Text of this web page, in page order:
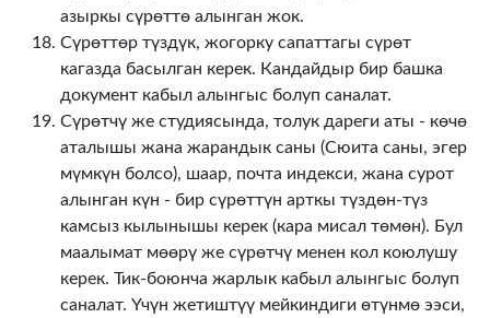
азыркы сүрөттө алынган жок.
Сүрөттөр түздүк, жогорку сапаттагы сүрөт
кагазда басылган керек. Кандайдыр бир башка
документ кабыл алынгыс болуп саналат.
Сүрөтчү же студиясында, толук дареги аты - көчө
аталышы жана жарандык саны (Сюита саны, эгер
мүмкүн болсо), шаар, почта индекси, жана сурот
алынган күн - бир сүрөттүн арткы түздөн-түз
камсыз кылынышы керек (кара мисал төмөн). Бул
маалымат мөөрү же сүрөтчү менен кол коюлушу
керек. Тик-боюнча жарлык кабыл алынгыс болуп
саналат. Үчүн жетиштүү мейкиндиги өтүнмө ээси,